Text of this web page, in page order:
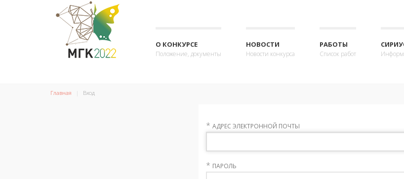
О КОНКУРСЕ
Положение, документы
НОВОСТИ
Новости конкурса
РАБОТЫ
Список работ
Главная Вход
* АДРЕС ЭЛЕКТРОННОЙ ПОЧТЫ
* ПАРОЛЬ